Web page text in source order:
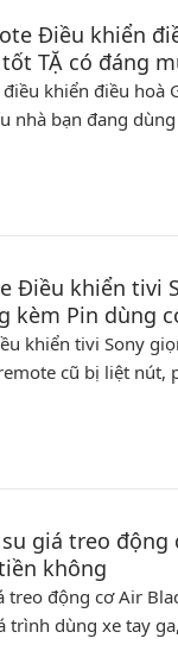
Điều khiển
TẶ có đáng
khiển điều hoà
nhà bạn đang
Điều khiển tivi
kèm Pin dùng
khiển tivi Sony
cũ bị liệt nút,
giá treo động
không
treo động cơ Air
trình dùng xe tay